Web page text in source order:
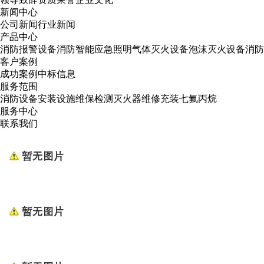
新闻中心
公司新闻行业新闻
产品中心
消防报警设备消防智能应急照明气体灭火设备泡沫灭火设备消
客户案例
成功案例中标信息
服务范围
消防设备安装设施维保检测 灭火器维修充装七氟丙烷
服务中心
联系我们